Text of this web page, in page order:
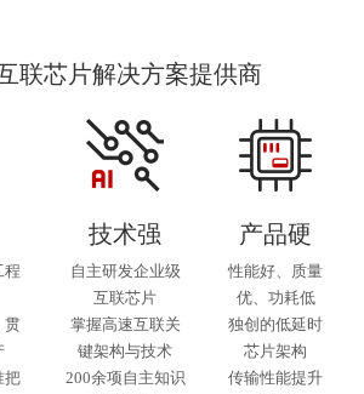
联芯片解决方案提供商
程
贯
把
技术强
自主研发企业级
互联芯片
掌握高速互联关
键架构与技术
200余项自主知识
产品硬
性能好、质量
优、功耗低
独创的低延时
芯片架构
传输性能提升